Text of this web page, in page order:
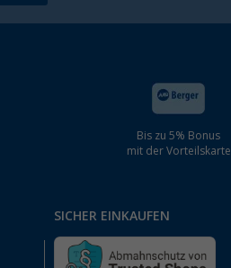
Bis zu 5% Bonus
mit der Vorteilskarte
SICHER EINKAUFEN